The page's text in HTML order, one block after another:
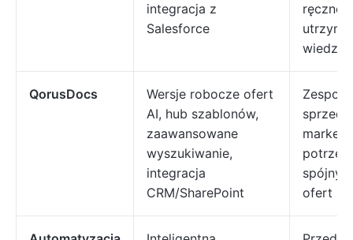
integracja z
Salesforce
wiedzy
QorusDocs
Wersje robocze ofert
AI, hub szablonów,
zaawansowane
wyszukiwanie,
integracja
CRM/SharePoint
ofert